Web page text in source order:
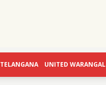
TELANGANA UNITED WARANGAL